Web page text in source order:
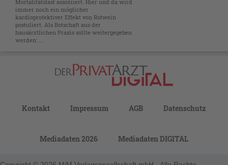
Mortalitätslast assoziiert. Hier und da wird
immer noch ein möglicher
kardioprotektiver Effekt von Rotwein
postuliert. Als Botschaft aus der
hausärztlichen Praxis sollte weitergegeben
werden: ...
Kontakt Impressum AGB Datenschutz
Mediadaten 2026 Mediadaten DIGITAL